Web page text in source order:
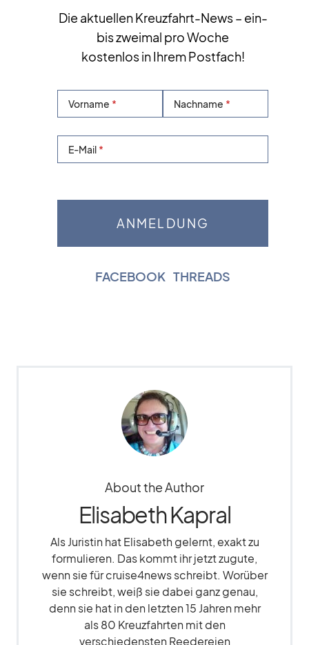
Die aktuellen Kreuzfahrt-News – ein-
bis zweimal pro Woche
kostenlos in Ihrem Postfach!
Vorname Nachname
E-Mail
FACEBOOK THREADS
About the Author
Elisabeth Kapral
Als Juristin hat Elisabeth gelernt, exakt zu
formulieren. Das kommt ihr jetzt zugute,
wenn sie für cruise4news schreibt. Worüber
sie schreibt, weiß sie dabei ganz genau,
denn sie hat in den letzten 15 Jahren mehr
als 80 Kreuzfahrten mit den
verschiedensten Reedereien